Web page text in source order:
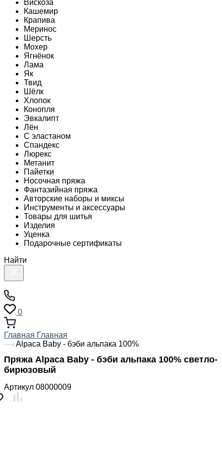
Вискоза
Кашемир
Крапива
Меринос
Шерсть
Мохер
Ягнёнок
Лама
Як
Твид
Шёлк
Хлопок
Конопля
Эвкалипт
Лён
C эластаном
Спандекс
Люрекс
Метанит
Пайетки
Носочная пряжа
Фантазийная пряжа
Авторские наборы и миксы
Инструменты и аксессуары
Товары для шитья
Изделия
Уценка
Подарочные сертификаты
Найти
0
Главная Главная
Alpaca Baby - бэби альпака 100%
Пряжа Alpaca Baby - бэби альпака 100% светло-
бирюзовый
Артикул 08000009